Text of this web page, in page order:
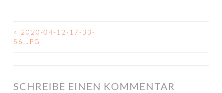
BEITRAGSNAVIGATION
<
2020-04-12-17-33-
56.JPG
SCHREIBE EINEN KOMMENTAR